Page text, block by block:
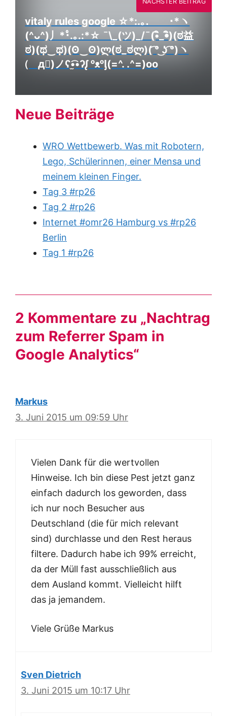
vitaly rules google ☆*:.｡.゚゚･*ヽ
(^ᴗ^)丿*･゚゚.｡.:*☆ ¯\_(ツ)_/¯(•ิ_•ิ)(ಠ益
ಠ)(ಥ‿ಥ)(ʘ‿ʘ)ლ(ಠ_ಠლ)( ͡° ͜ʖ ͡°)ヽ
(゚д゚)ノʕ•̫͡•ʔᶘ ᵒᴥᵒᶅ(=^. .^=)oo
Neue Beiträge
WRO Wettbewerb. Was mit Robotern,
Lego, Schülerinnen, einer Mensa und
meinem kleinen Finger.
Tag 3 #rp26
Tag 2 #rp26
Internet #omr26 Hamburg vs #rp26
Berlin
Tag 1 #rp26
2 Kommentare zu „Nachtrag
zum Referrer Spam in
Google Analytics“
Markus
3. Juni 2015 um 09:59 Uhr
Vielen Dank für die wertvollen
Hinweise. Ich bin diese Pest jetzt ganz
einfach dadurch los geworden, dass
ich nur noch Besucher aus
Deutschland (die für mich relevant
sind) durchlasse und den Rest heraus
filtere. Dadurch habe ich 99% erreicht,
da der Müll fast ausschließlich aus
dem Ausland kommt. Vielleicht hilft
das ja jemandem.
Viele Grüße Markus
Sven Dietrich
3. Juni 2015 um 10:17 Uhr